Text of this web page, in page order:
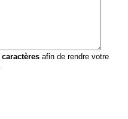
caractères afin de rendre votre